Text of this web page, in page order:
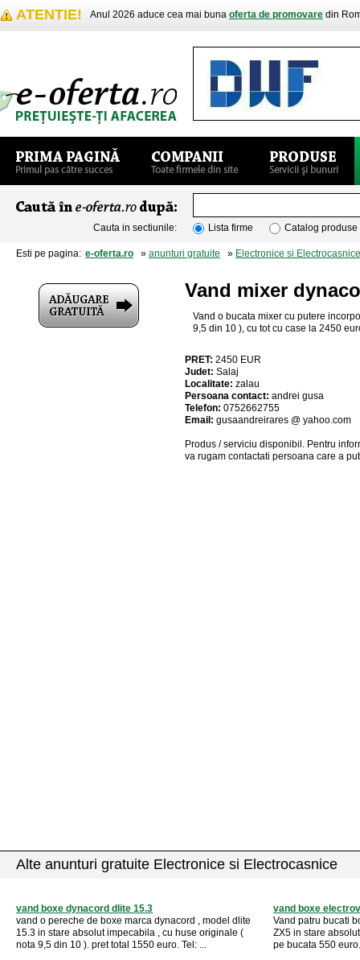
ATENTIE! Anul 2026 aduce cea mai buna oferta de promovare din
Cauta in sectiunile: Lista firme Catalog produse
Esti pe pagina: e-oferta.ro » anunturi gratuite » Electronice si Electrocasnice
Vand mixer
Vand o bucata mixer cu putere
9,5 din 10 ), cu tot cu case la 2450
PRET: 2450 EUR
Judet: Salaj
Localitate: zalau
Persoana contact: andrei gusa
Telefon: 0752662755
Email: gusaandreirares @ yahoo.com
Produs / serviciu disponibil . Pentru
va rugam contactati persoana care a
Alte anunturi gratuite Electronice si Electrocasnice
vand boxe dynacord dlite 15.3
vand o pereche de boxe marca dynacord , model dlite
15.3 in stare absolut impecabila , cu huse originale (
nota 9,5 din 10 ). pret total 1550 euro. Tel: ...
vand boxe
Vand patru bucati
ZX5 in stare
pe bucata 550